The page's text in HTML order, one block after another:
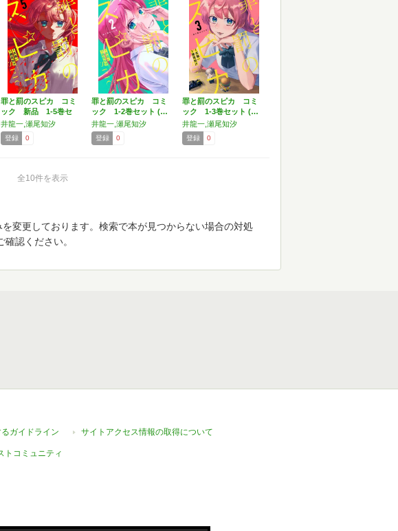
罪と罰のスピカ コミ
ック 新品 1-5巻セ
ッ…
井龍一,瀬尾知汐
登録 0
罪と罰のスピカ コミ
ック 1-2巻セット (…
井龍一,瀬尾知汐
登録 0
罪と罰のスピカ コミ
ック 1-3巻セット (…
井龍一,瀬尾知汐
登録 0
全10件を表示
変更しております。検索で本が見つからない場合の対処
確認ください。
ガイドライン サイトアクセス情報の取得について
トコミュニティ